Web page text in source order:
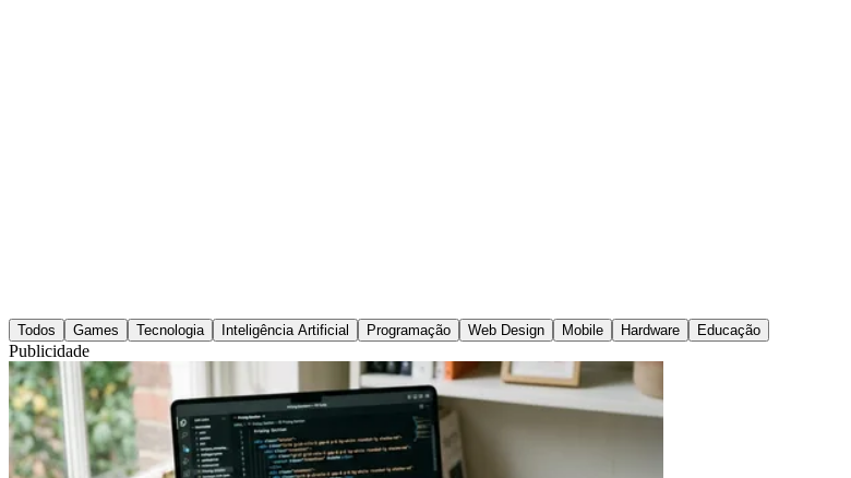
Todos Games Tecnologia Inteligência Artificial Programação Web Design Mobile Hardware Educação
Publicidade